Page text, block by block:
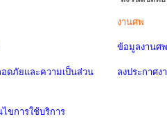
ดภัยและความเป็นส่วน
ขการใช้บริการ
งานศพ
ข้อมูลงานศพ
ลงประกาศง